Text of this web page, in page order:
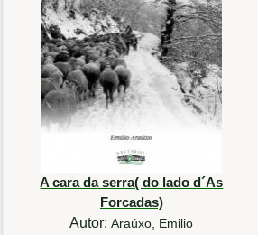
A cara da serra( do lado d´As
Forcadas)
Autor:Araúxo, Emilio